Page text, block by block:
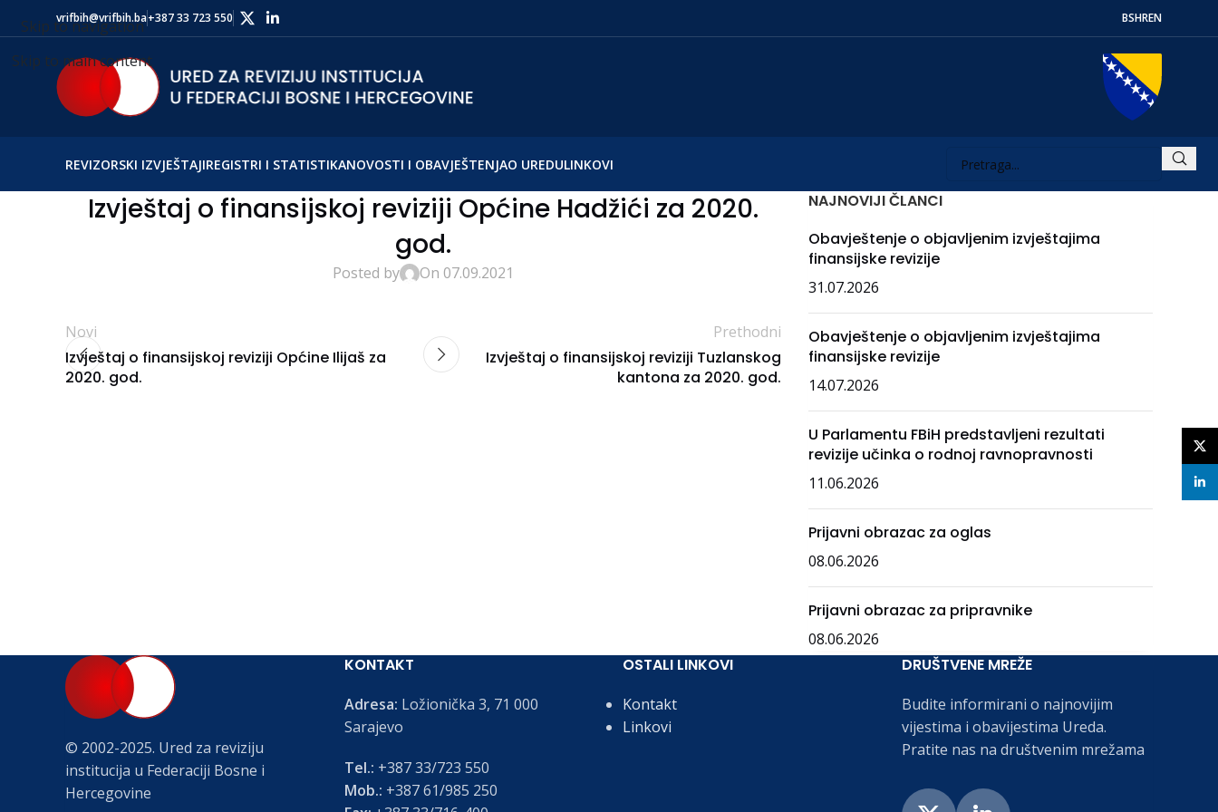
Skip to navigation
Skip to main content
vrifbih@vrifbih.ba+387 33 723 550 BSHREN
REVIZORSKI IZVJEŠTAJIREGISTRI I STATISTIKANOVOSTI I OBAVJEŠTENJAO UREDULINKOVI
Izvještaj o finansijskoj reviziji Općine Hadžići za 2020.
god.
Posted by On 07.09.2021
Novi
Izvještaj o finansijskoj reviziji Općine Ilijaš za
2020. god.
Prethodni
Izvještaj o finansijskoj reviziji Tuzlanskog
kantona za 2020. god.
NAJNOVIJI ČLANCI
Obavještenje o objavljenim izvještajima
finansijske revizije
31.07.2026
Obavještenje o objavljenim izvještajima
finansijske revizije
14.07.2026
U Parlamentu FBiH predstavljeni rezultati
revizije učinka o rodnoj ravnopravnosti
11.06.2026
Prijavni obrazac za oglas
08.06.2026
Prijavni obrazac za pripravnike
08.06.2026
© 2002-2025. Ured za reviziju
institucija u Federaciji Bosne i
Hercegovine
KONTAKT
Adresa: Ložionička 3, 71 000
Sarajevo
Tel.: +387 33/723 550
Mob.: +387 61/985 250
OSTALI LINKOVI
Kontakt
Linkovi
DRUŠTVENE MREŽE
Budite informirani o najnovijim
vijestima i obavijestima Ureda.
Pratite nas na društvenim mrežama